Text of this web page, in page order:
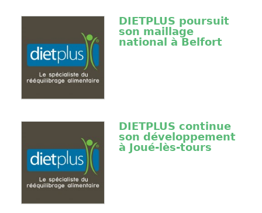
DIETPLUS poursuit
son maillage
national à Belfort
DIETPLUS continue
son développement
à Joué-lès-tours